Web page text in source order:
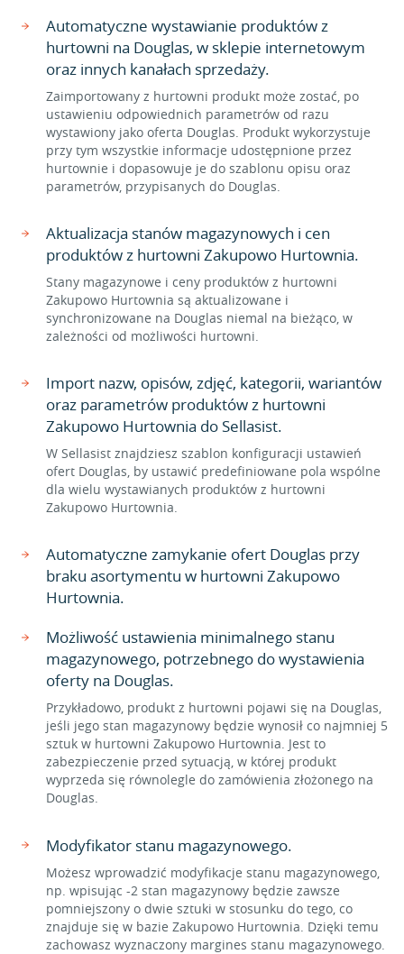
Automatyczne wystawianie produktów z
hurtowni na Douglas, w sklepie internetowym
oraz innych kanałach sprzedaży.
Zaimportowany z hurtowni produkt może zostać, po
ustawieniu odpowiednich parametrów od razu
wystawiony jako oferta Douglas. Produkt wykorzystuje
przy tym wszystkie informacje udostępnione przez
hurtownie i dopasowuje je do szablonu opisu oraz
parametrów, przypisanych do Douglas.
Aktualizacja stanów magazynowych i cen
produktów z hurtowni Zakupowo Hurtownia.
Stany magazynowe i ceny produktów z hurtowni
Zakupowo Hurtownia są aktualizowane i
synchronizowane na Douglas niemal na bieżąco, w
zależności od możliwości hurtowni.
Import nazw, opisów, zdjęć, kategorii, wariantów
oraz parametrów produktów z hurtowni
Zakupowo Hurtownia do Sellasist.
W Sellasist znajdziesz szablon konfiguracji ustawień
ofert Douglas, by ustawić predefiniowane pola wspólne
dla wielu wystawianych produktów z hurtowni
Zakupowo Hurtownia.
Automatyczne zamykanie ofert Douglas przy
braku asortymentu w hurtowni Zakupowo
Hurtownia.
Możliwość ustawienia minimalnego stanu
magazynowego, potrzebnego do wystawienia
oferty na Douglas.
Przykładowo, produkt z hurtowni pojawi się na Douglas,
jeśli jego stan magazynowy będzie wynosił co najmniej 5
sztuk w hurtowni Zakupowo Hurtownia. Jest to
zabezpieczenie przed sytuacją, w której produkt
wyprzeda się równolegle do zamówienia złożonego na
Douglas.
Modyfikator stanu magazynowego.
Możesz wprowadzić modyfikacje stanu magazynowego,
np. wpisując -2 stan magazynowy będzie zawsze
pomniejszony o dwie sztuki w stosunku do tego, co
znajduje się w bazie Zakupowo Hurtownia. Dzięki temu
zachowasz wyznaczony margines stanu magazynowego.